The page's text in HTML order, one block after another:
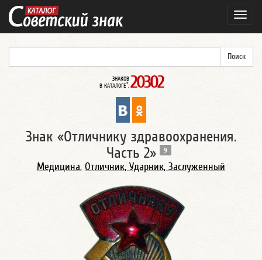
ЗНАКОВ
В КАТАЛОГЕ*: 20302
Знак «Отличнику здравоохранения.
Часть 2»
9
Медицина, Отличник, Ударник, Заслуженный